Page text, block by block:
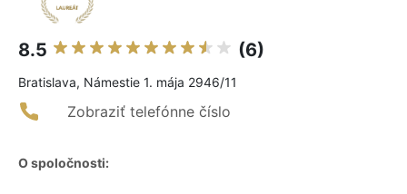
8.5 (6)
Bratislava, Námestie 1. mája 2946/11
Zobraziť telefónne číslo
O spoločnosti: